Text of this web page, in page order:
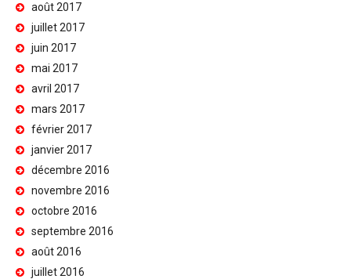
août 2017
juillet 2017
juin 2017
mai 2017
avril 2017
mars 2017
février 2017
janvier 2017
décembre 2016
novembre 2016
octobre 2016
septembre 2016
août 2016
juillet 2016